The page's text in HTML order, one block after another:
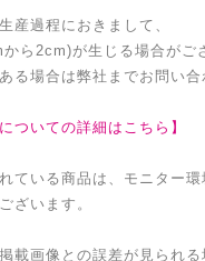
産過程におきまして、
ら2cm)が生じる場合がご
る場合は弊社までお問い合
ついての詳細はこちら】
ている商品は、モニター
ざいます。
載画像との誤差が見られる